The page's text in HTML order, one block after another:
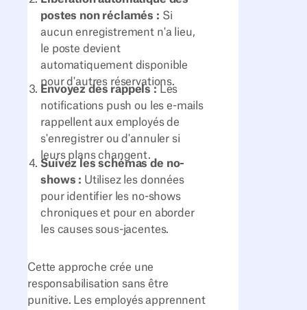
postes non réclamés : Si
aucun enregistrement n'a lieu,
le poste devient
automatiquement disponible
pour d'autres réservations.
Envoyez des rappels :Les
notifications push ou les e-mails
rappellent aux employés de
s'enregistrer ou d'annuler si
leurs plans changent.
Suivez les schémas de no-
shows : Utilisez les données
pour identifier les no-shows
chroniques et pour en aborder
les causes sous-jacentes.
Cette approche crée une
responsabilisation sans être
punitive. Les employés apprennent